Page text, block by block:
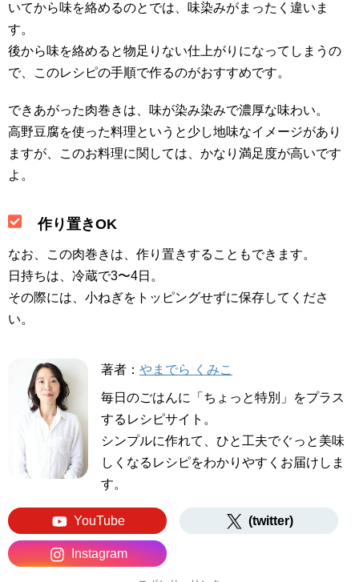
いてから味を絡めるのとでは、味染みがまったく違いま
す。
後から味を絡めると物足りない仕上がりになってしまうの
で、このレシピの手順で作るのがおすすめです。
できあがった肉巻きは、味が染み染みで濃厚な味わい。
高野豆腐を使った料理というと少し地味なイメージがあり
ますが、このお料理に関しては、かなり満足度が高いです
よ。
作り置きOK
なお、この肉巻きは、作り置きすることもできます。
日持ちは、冷蔵で3〜4日。
その際には、小ねぎをトッピングせずに保存してくださ
い。
著者： やまでら くみこ
毎日のごはんに「ちょっと特別」をプラス
するレシピサイト。
シンプルに作れて、ひと工夫でぐっと美味
しくなるレシピをわかりやすくお届けしま
す。
YouTube (twitter)
Instagram